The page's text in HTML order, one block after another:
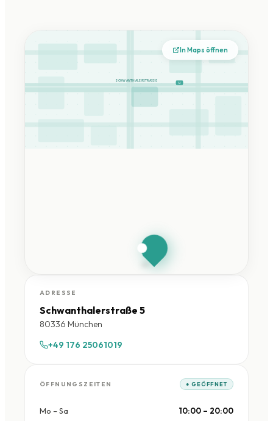
SCHWANTHALERSTRASSE
U
Schwanthalerstraße 5 ·
In Maps öffnen
ADRESSE
Schwanthalerstraße 5
80336 München
+49 176 25061019
ÖFFNUNGSZEITEN ● GEÖFFNET
Mo – Sa 10:00 – 20:00